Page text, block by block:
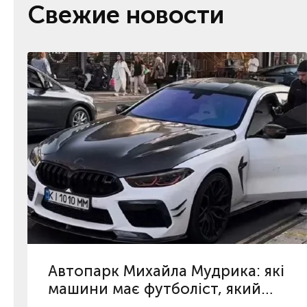
Свежие новости
Автопарк Михайла Мудрика: які
машини має футболіст, який